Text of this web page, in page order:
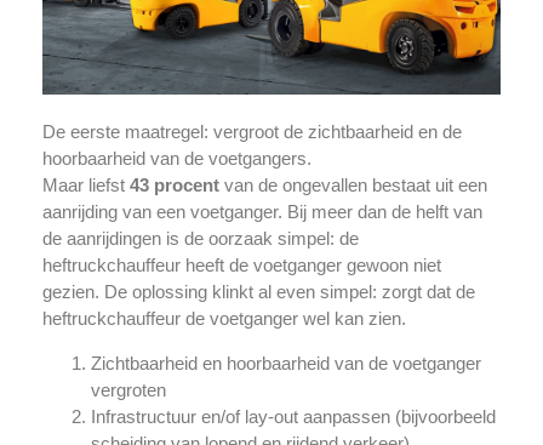
De eerste maatregel: vergroot de zichtbaarheid en de
hoorbaarheid van de voetgangers.
Maar liefst 43 procent van de ongevallen bestaat uit een
aanrijding van een voetganger. Bij meer dan de helft van
de aanrijdingen is de oorzaak simpel: de
heftruckchauffeur heeft de voetganger gewoon niet
gezien. De oplossing klinkt al even simpel: zorgt dat de
heftruckchauffeur de voetganger wel kan zien.
Zichtbaarheid en hoorbaarheid van de voetganger
vergroten
Infrastructuur en/of lay-out aanpassen (bijvoorbeeld